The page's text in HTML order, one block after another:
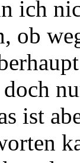
ich
ob
ist